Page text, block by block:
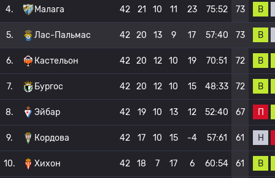
4. Малага 42 21 10 11 23 75:52 73 В
5. Лас-Пальмас 42 20 13 9 17 57:40 73 В
6. Кастельон 42 20 12 10 19 70:51 72 В
7. Бургос 42 20 12 10 15 48:33 72 В
8. Эйбар 42 19 10 13 12 52:40 67 П
9. Кордова 42 17 10 15 -4 57:61 61 Н
10. Хихон 42 18 7 17 6 60:54 61 В